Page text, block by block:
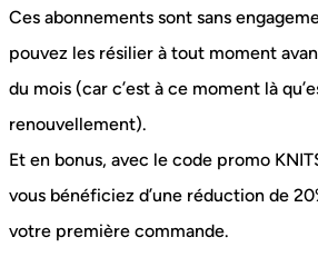
Ces abonnements sont sans
pouvez les résilier à tout moment
du mois (car c’est à ce moment là
renouvellement).
Et en bonus, avec le code promo
vous bénéficiez d’une réduction de
votre première commande.